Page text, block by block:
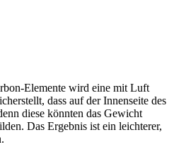
Elemente wird eine mit Luft
dass auf der Innenseite des
diese könnten das Gewicht
Das Ergebnis ist ein leichterer,